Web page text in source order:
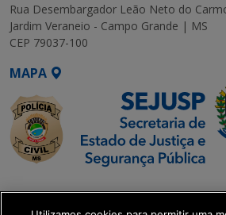
Rua Desembargador Leão Neto do
Jardim Veraneio - Campo Grande | MS
CEP 79037-100
MAPA